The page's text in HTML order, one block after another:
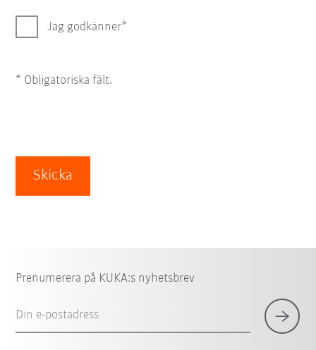
Jag godkänner
* Obligatoriska fält.
Skicka
Prenumerera på KUKA:s nyhetsbrev
Din e-postadress